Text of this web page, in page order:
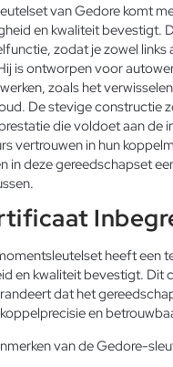
van Gedore komt
en kwaliteit bevestigt.
zodat je zowel links
is ontworpen voor
zoals het
De stevige constructie
die voldoet aan de
vertrouwen in hun
in deze gereedschapset
heeft een
en kwaliteit bevestigt. Dit
dat het
en
van de Gedore-